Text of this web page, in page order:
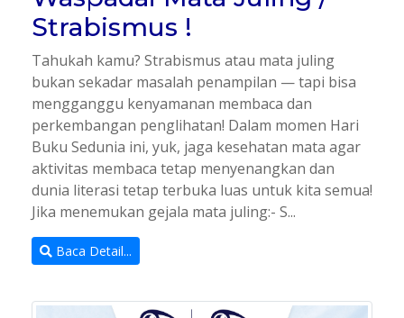
Strabismus !
Tahukah kamu? Strabismus atau mata juling
bukan sekadar masalah penampilan — tapi bisa
mengganggu kenyamanan membaca dan
perkembangan penglihatan! Dalam momen Hari
Buku Sedunia ini, yuk, jaga kesehatan mata agar
aktivitas membaca tetap menyenangkan dan
dunia literasi tetap terbuka luas untuk kita semua!
Jika menemukan gejala mata juling:- S...
Baca Detail...